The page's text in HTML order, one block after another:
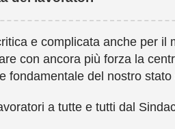
e complicata anche per
con ancora più forza la
fondamentale del nostro
a tutte e tutti dal